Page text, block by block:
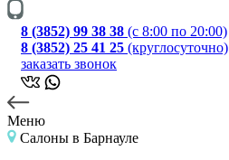
8 (3852) 99 38 38 (с 8:00 по 20:00)
8 (3852) 25 41 25 (круглосуточно)
заказать звонок
Меню
Салоны в Барнауле